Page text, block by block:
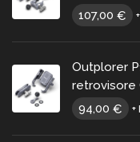
107,00 €
Outplorer
retrovisore
94,00 € +